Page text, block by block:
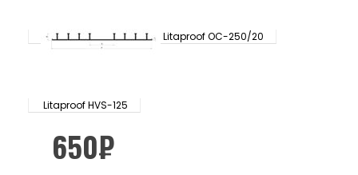
Litaproof OC-250/20
Litaproof HVS-125
650₽